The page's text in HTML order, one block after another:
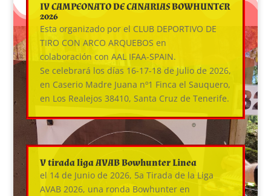
IV CAMPEONATO DE CANARIAS BOWHUNTER
2026
Esta organizado por el CLUB DEPORTIVO DE
TIRO CON ARCO ARQUEBOS en
colaboración con AAL IFAA-SPAIN.
Se celebrará los días 16-17-18 de Julio de 2026,
en Caserio Madre Juana nº1 Finca el Sauquero,
en Los Realejos 38410, Santa Cruz de Tenerife.
V tirada liga AVAB Bowhunter Linea
el 14 de Junio de 2026, 5a Tirada de la Liga
AVAB 2026, una ronda Bowhunter en